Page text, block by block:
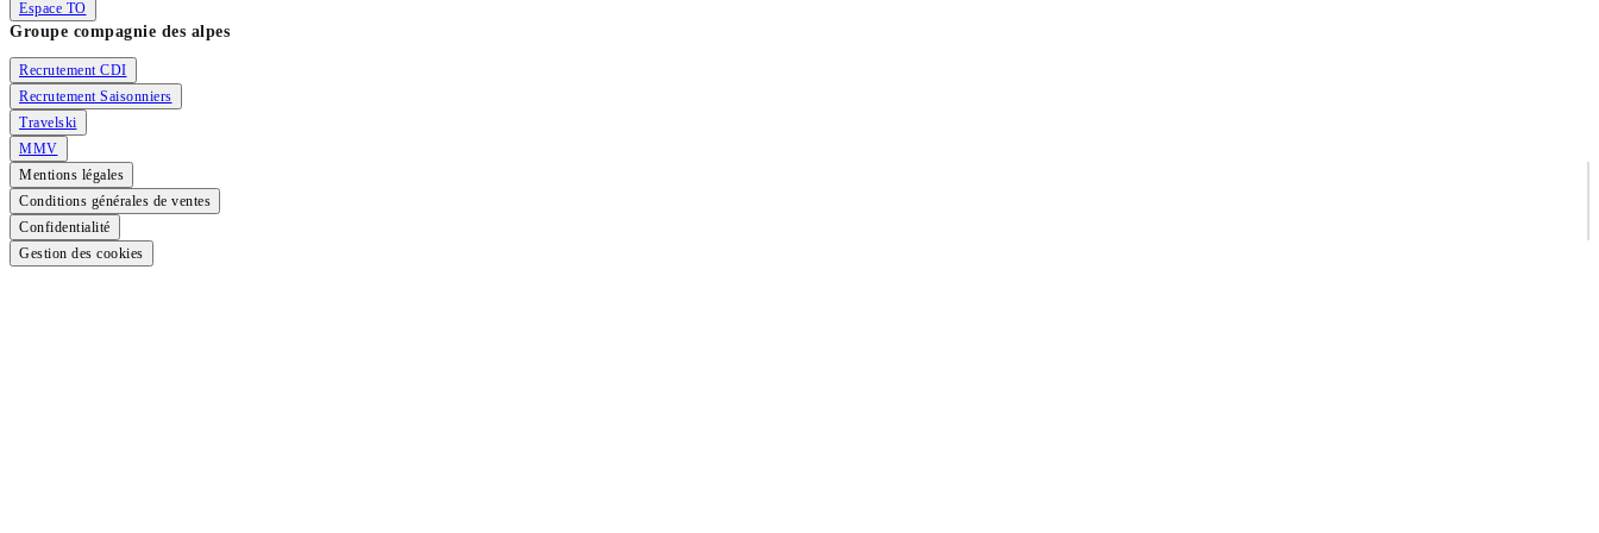
Espace TO
Groupe compagnie des alpes
Recrutement CDI
Recrutement Saisonniers
Travelski
MMV
Mentions légales
Conditions générales de ventes
Confidentialité
Gestion des cookies